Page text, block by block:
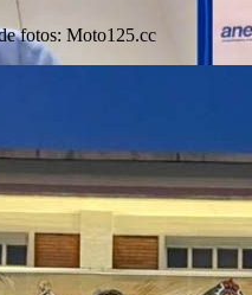
fotos: Moto125.cc